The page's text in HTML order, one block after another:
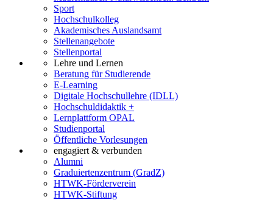
Sport
Hochschulkolleg
Akademisches Auslandsamt
Stellenangebote
Stellenportal
Lehre und Lernen
Beratung für Studierende
E-Learning
Digitale Hochschullehre (IDLL)
Hochschuldidaktik +
Lernplattform OPAL
Studienportal
Öffentliche Vorlesungen
engagiert & verbunden
Alumni
Graduiertenzentrum (GradZ)
HTWK-Förderverein
HTWK-Stiftung